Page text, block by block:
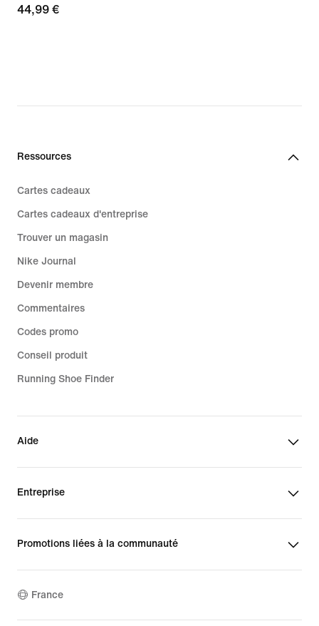
44,99 €
44,99 €
Ressources
Cartes cadeaux
Cartes cadeaux d'entreprise
Trouver un magasin
Nike Journal
Devenir membre
Commentaires
Codes promo
Conseil produit
Running Shoe Finder
Aide
Entreprise
Promotions liées à la communauté
France